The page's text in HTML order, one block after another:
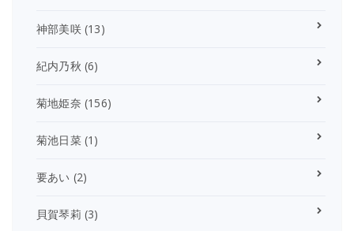
神部美咲(13)
紀内乃秋 (6)
菊地姫奈 (156)
菊池日菜(1)
要あい (2)
貝賀琴莉 (3)